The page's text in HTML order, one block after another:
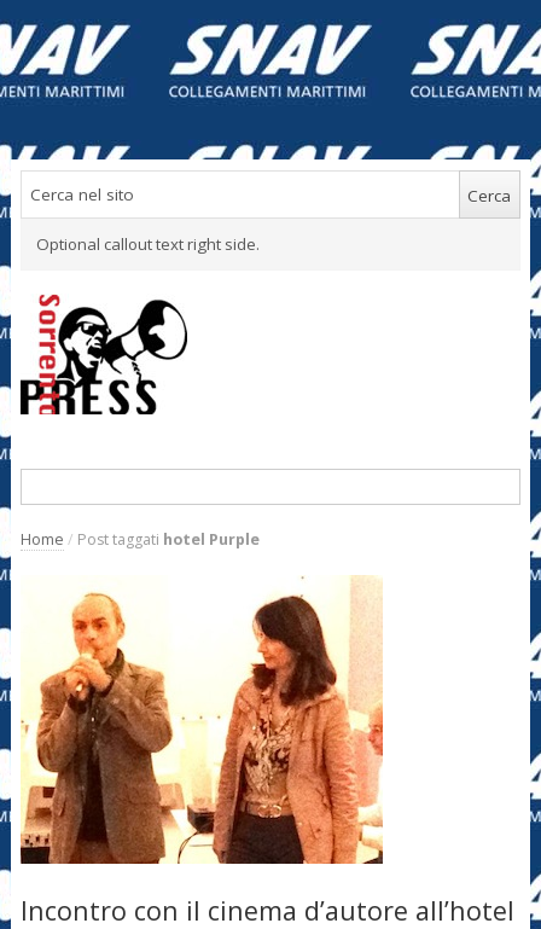
Optional callout text right side.
Home / Post taggati hotel Purple
Incontro con il cinema d’autore all’hotel